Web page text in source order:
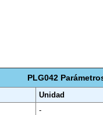
PLG042
Unidad
-